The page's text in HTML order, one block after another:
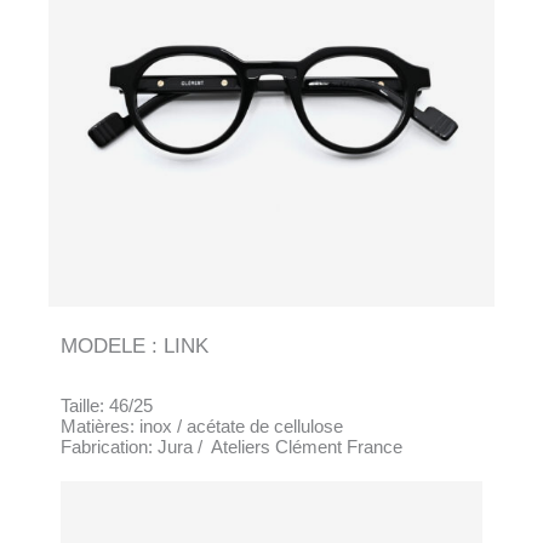
MODELE : LINK
Taille: 46/25
Matières: inox / acétate de cellulose
Fabrication: Jura / Ateliers Clément France